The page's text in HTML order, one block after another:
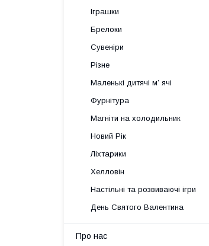
Іграшки
Брелоки
Сувеніри
Різне
Маленькі дитячі м’ ячі
Фурнітура
Магніти на холодильник
Новий Рік
Ліхтарики
Хелловін
Настільні та розвиваючі ігри
День Святого Валентина
Про нас